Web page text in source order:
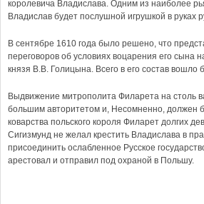
королевича Владислава. Одним из наиболее
Владислав будет послушной игрушкой в руках
В сентябре 1610 года было решено, что
переговоров об условиях воцарения его сына
князя В.В. Голицына. Всего в его состав вошло
Выдвижение митрополита Филарета на столь
большим авторитетом и, Несомненно, должен
коварства польского короля Филарет долгих
Сигизмунд не желал крестить Владислава в
присоединить ослабленное Русское
арестовал и отправил под охраной в Польшу.